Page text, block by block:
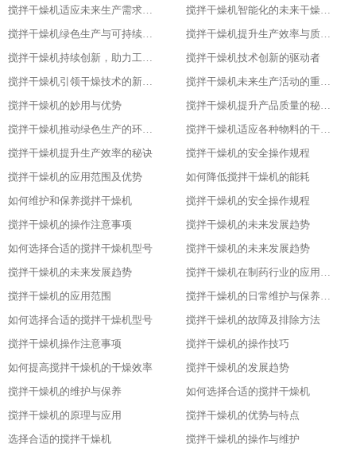
搅拌干燥机适应未来生产需求的关键设备
搅拌干燥机智能化的未来干燥解决方案
搅拌干燥机绿色生产与可持续发展的助力者
搅拌干燥机提升生产效率与质量的关键设备
搅拌干燥机持续创新，助力工业4.0
搅拌干燥机技术创新的驱动者
搅拌干燥机引领干燥技术的新潮流
搅拌干燥机未来生产活动的重要伙伴
搅拌干燥机的妙用与优势
搅拌干燥机提升产品质量的秘密武器
搅拌干燥机推动绿色生产的环保选择
搅拌干燥机适应各种物料的干燥利器
搅拌干燥机提升生产效率的秘诀
搅拌干燥机的安全操作规程
搅拌干燥机的应用范围及优势
如何降低搅拌干燥机的能耗
如何维护和保养搅拌干燥机
搅拌干燥机的安全操作规程
搅拌干燥机的操作注意事项
搅拌干燥机的未来发展趋势
如何选择合适的搅拌干燥机型号
搅拌干燥机的未来发展趋势
搅拌干燥机的未来发展趋势
搅拌干燥机在制药行业的应用及优势
搅拌干燥机的应用范围
搅拌干燥机的日常维护与保养技巧
如何选择合适的搅拌干燥机型号
搅拌干燥机的故障及排除方法
搅拌干燥机操作注意事项
搅拌干燥机的操作技巧
如何提高搅拌干燥机的干燥效率
搅拌干燥机的发展趋势
搅拌干燥机的维护与保养
如何选择合适的搅拌干燥机
搅拌干燥机的原理与应用
搅拌干燥机的优势与特点
选择合适的搅拌干燥机
搅拌干燥机的操作与维护